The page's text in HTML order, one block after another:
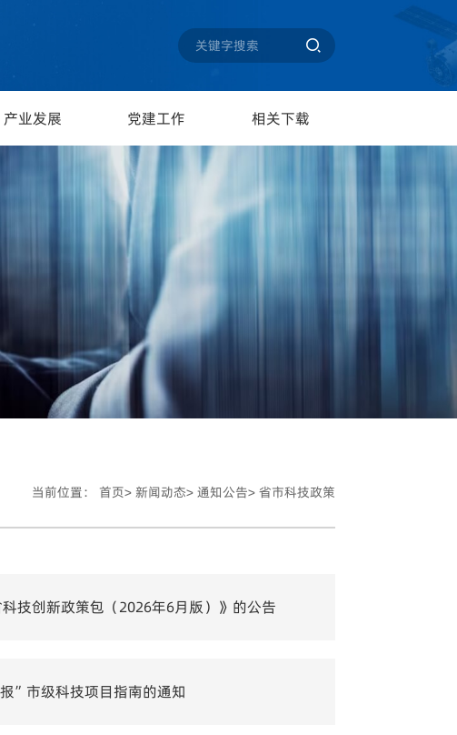

产业发展 党建工作 相关下载
当前位置： 首页> 新闻动态> 通知公告> 省市科技政策
技创新政策包（2026年6月版）》的公告
”市级科技项目指南的通知